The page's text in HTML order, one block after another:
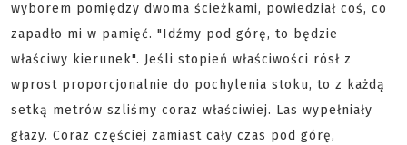
wyborem pomiędzy dwoma ścieżkami, powiedział coś, co
zapadło mi w pamięć. "Idźmy pod górę, to będzie
właściwy kierunek". Jeśli stopień właściwości rósł z
wprost proporcjonalnie do pochylenia stoku, to z każdą
setką metrów szliśmy coraz właściwiej. Las wypełniały
głazy. Coraz częściej zamiast cały czas pod górę,